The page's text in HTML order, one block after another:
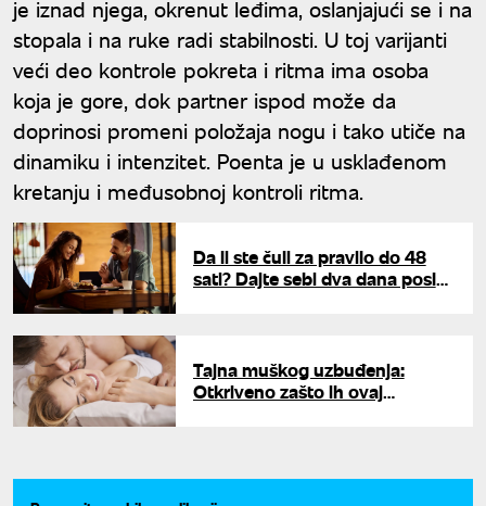
je iznad njega, okrenut leđima, oslanjajući se i na
stopala i na ruke radi stabilnosti. U toj varijanti
veći deo kontrole pokreta i ritma ima osoba
koja je gore, dok partner ispod može da
doprinosi promeni položaja nogu i tako utiče na
dinamiku i intenzitet. Poenta je u usklađenom
kretanju i međusobnoj kontroli ritma.
Da li ste čuli za pravilo do 48
sati? Dajte sebi dva dana posle
Tajna muškog uzbuđenja:
Otkriveno zašto ih ovaj